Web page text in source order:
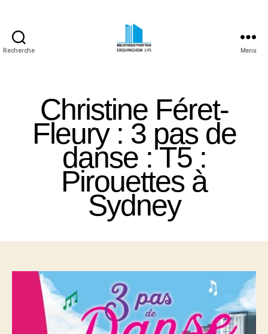
Recherche
Erquinghem
Lys
Menu
Christine Féret-
Fleury : 3 pas de
danse : T5 :
Pirouettes à
Sydney